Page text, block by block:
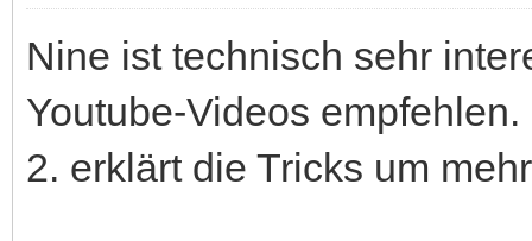
Nine ist technisch sehr
Youtube-Videos
2. erklärt die Tricks um